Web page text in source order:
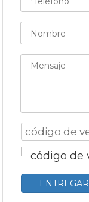
ENTREGAR